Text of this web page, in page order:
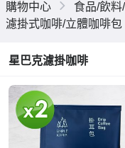
購物中心 食品/飲
濾掛式咖啡/立體咖啡包
星巴克濾掛咖啡